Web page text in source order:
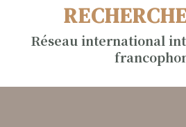
Réseau international